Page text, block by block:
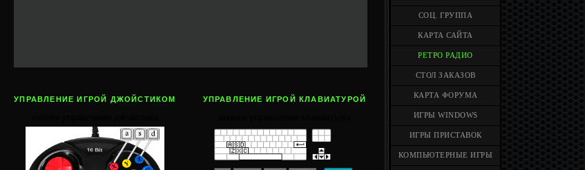
УПРАВЛЕНИЕ ИГРОЙ ДЖОЙСТИКОМ УПРАВЛЕНИЕ ИГРОЙ КЛАВИАТУРОЙ
СОЦ. ГРУППА
КАРТА САЙТА
РЕТРО РАДИО
СТОЛ ЗАКАЗОВ
КАРТА ФОРУМА
ИГРЫ WINDOWS
ИГРЫ ПРИСТАВОК
КОМПЬЮТЕРНЫЕ ИГРЫ